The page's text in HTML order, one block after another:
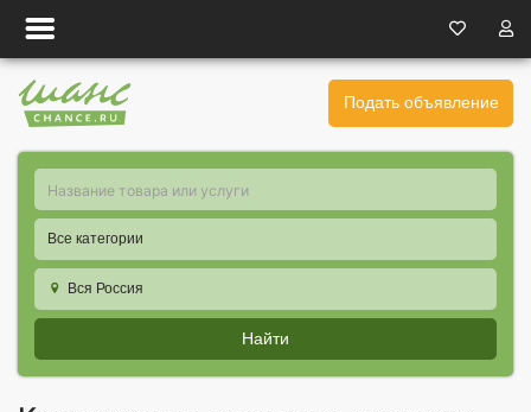
Подать объявление
Все категории
Вся Россия
Найти